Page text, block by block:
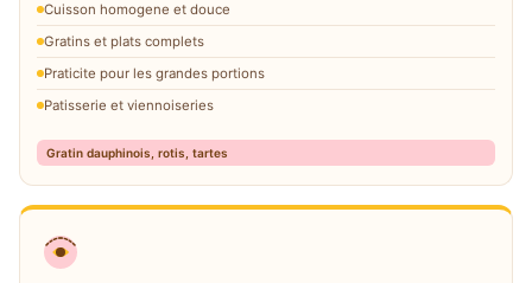
Cuisson homogene et douce
Gratins et plats complets
Praticite pour les grandes portions
Patisserie et viennoiseries
Gratin dauphinois, rotis, tartes